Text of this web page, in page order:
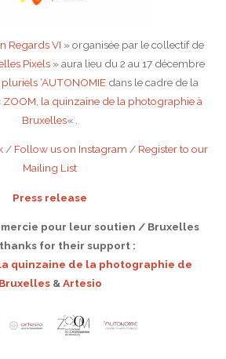
Regards VI » organisée par le collectif de
Pixels» aura lieu du 2 au 17 décembre
pluriels ‘AUTONOMIE dans le cadre de la
ZOOM, la quinzaine de la photographie à
Bruxelles« .
/ Follow us on Instagram / Register to our
Mailing List
Press release
pour leur soutien / Bruxelles
for their support :
la quinzaine de la photographie de
Bruxelles &Artesio